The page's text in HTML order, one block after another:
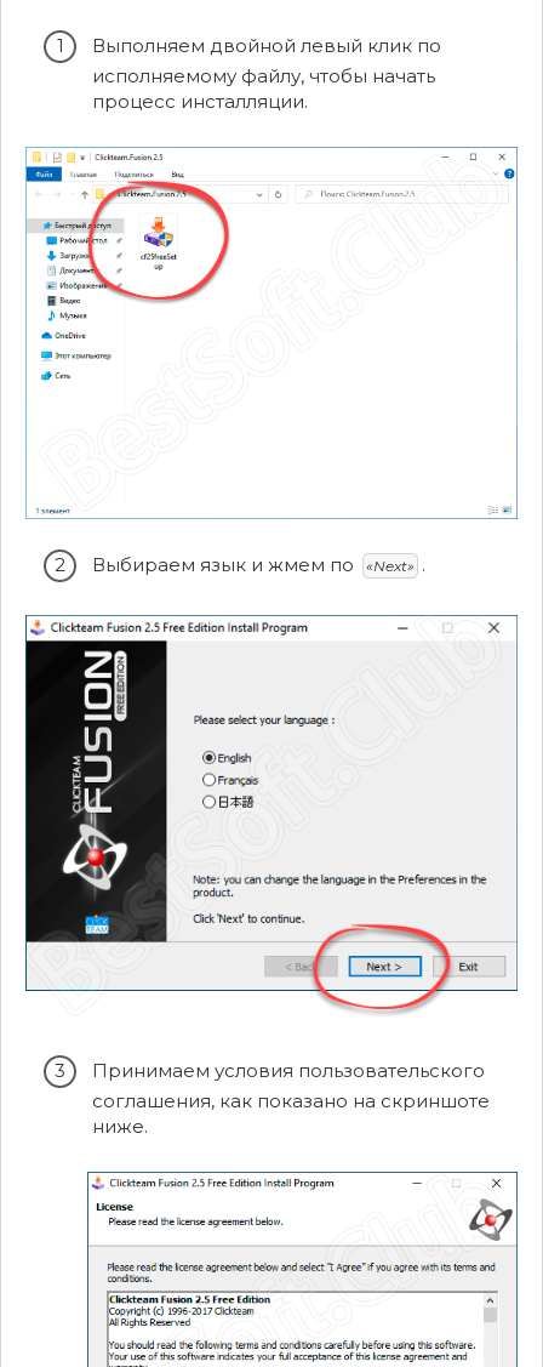
Выполняем двойной левый клик по
исполняемому файлу, чтобы начать
процесс инсталляции.
Выбираем язык и жмем по «Next» .
Принимаем условия пользовательского
соглашения, как показано на скриншоте
ниже.